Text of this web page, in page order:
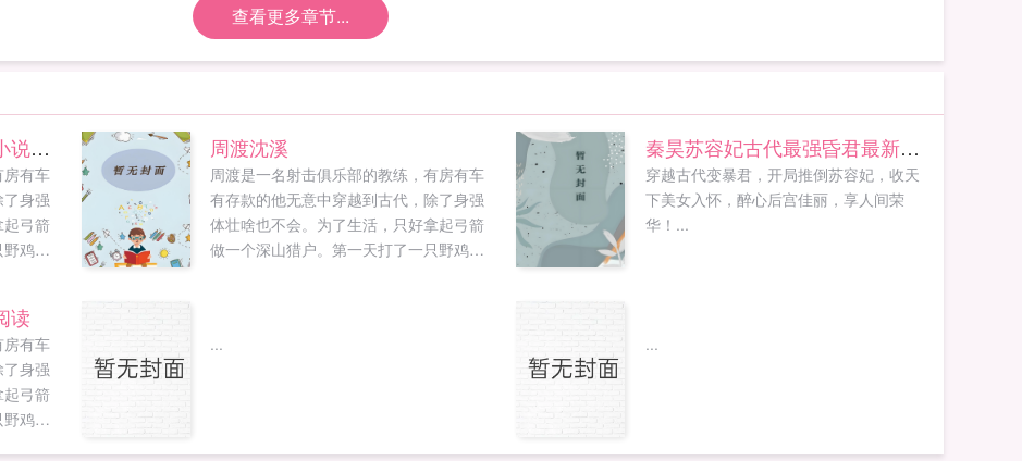
查看更多章节...
周渡沈溪我在古代当猎户小说免费在线阅读
有车
身强
弓箭
鸡，
怒
诱惑
颤，
，他
漂亮
勾地
周渡沈溪
周渡是一名射击俱乐部的教练，有房有车
有存款的他无意中穿越到古代，除了身强
体壮啥也不会。为了生活，只好拿起弓箭
做一个深山猎户。第一天打了一只野鸡，
了！山下的你能不能不要再做饭了，诱惑
得没话说，已经饿了三天的他，直勾勾地
秦昊苏容妃古代最强昏君最新章节在线阅读
穿越古代变暴君，开局推倒苏容妃，收天
下美女入怀，醉心后宫佳丽，享人间荣
华！...
读
有车
身强
弓箭
鸡，
... ...